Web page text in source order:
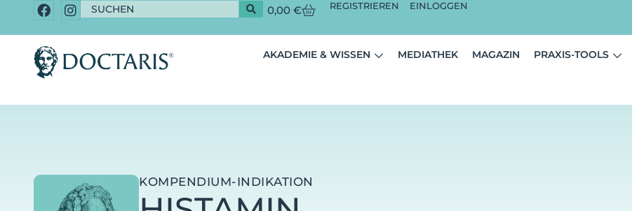
0,00€ REGISTRIEREN EINLOGGEN
AKADEMIE & WISSEN MEDIATHEK MAGAZIN PRAXIS-TOOLS
KOMPENDIUM-INDIKATION